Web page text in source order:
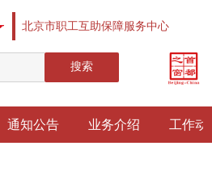
北京市职工互助保障服务中心
搜索
通知公告 业务介绍 工作动